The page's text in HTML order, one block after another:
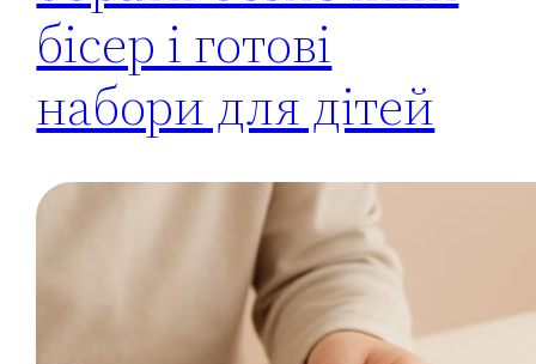
бісер і готові
набори для дітей